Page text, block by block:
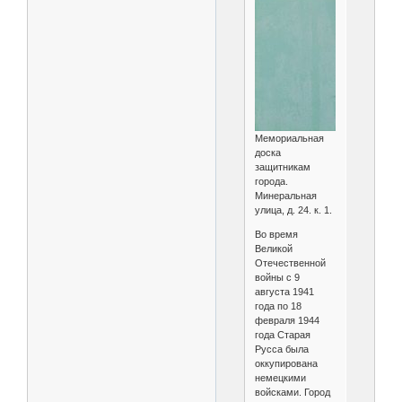
Мемориальная
доска
защитникам
города.
Минеральная
улица, д. 24. к. 1.
Во время
Великой
Отечественной
войны с 9
августа 1941
года по 18
февраля 1944
года Старая
Русса была
оккупирована
немецкими
войсками. Город